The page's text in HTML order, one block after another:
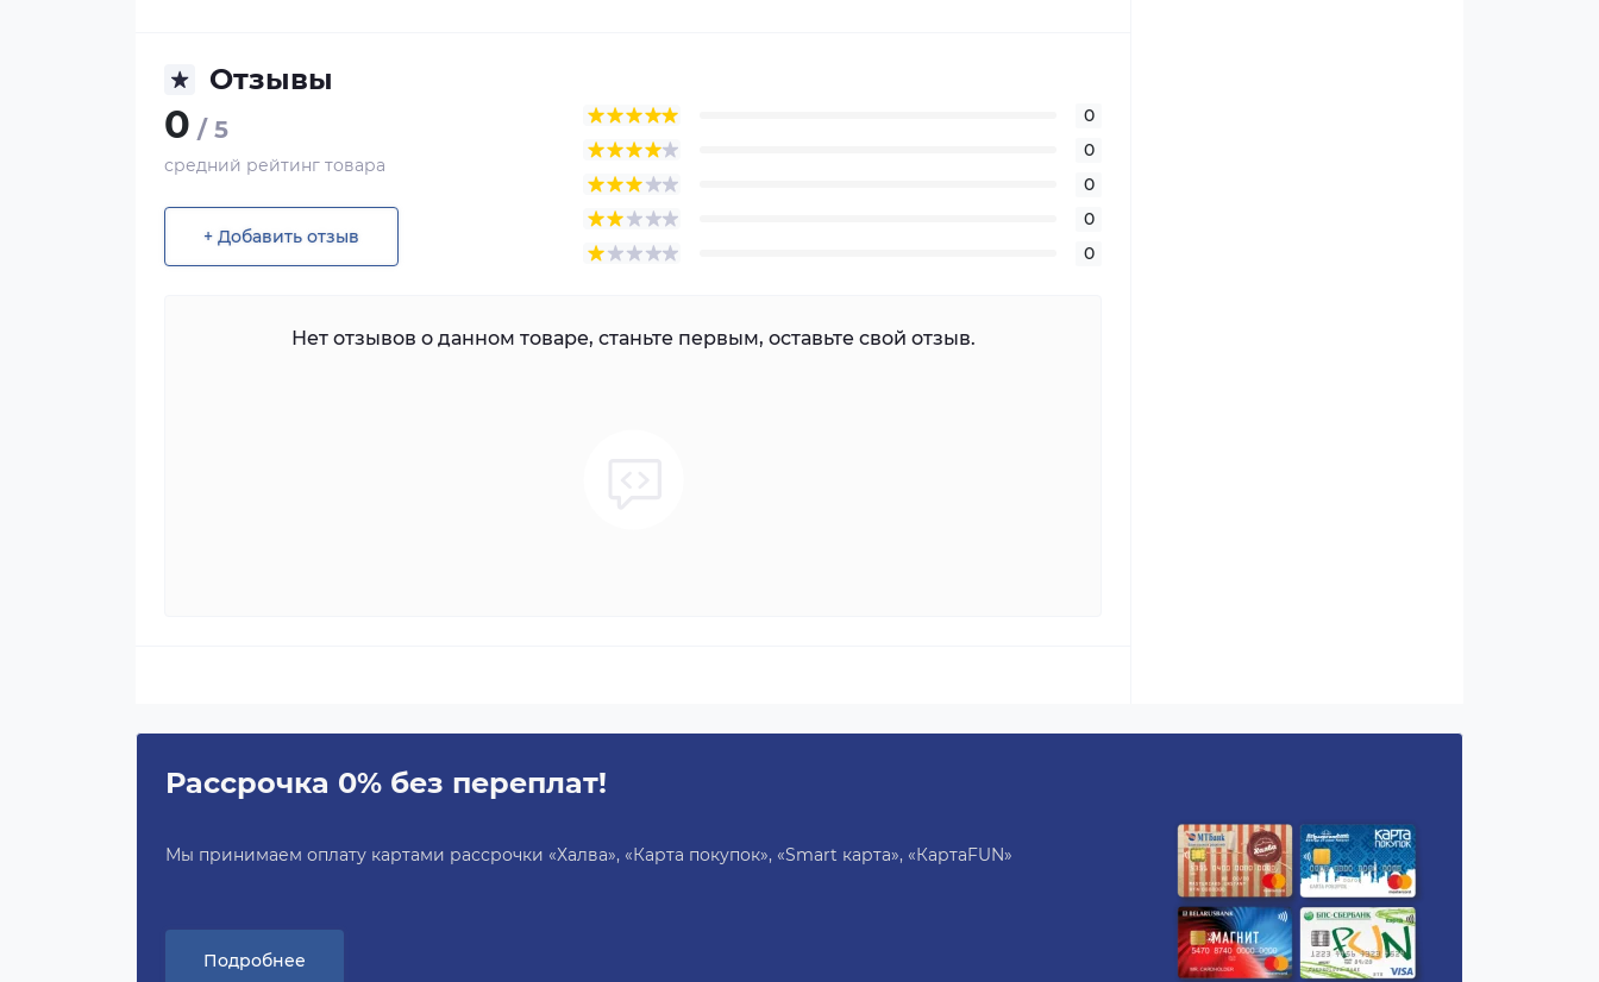
Отзывы
0 / 5
средний рейтинг товара
+ Добавить отзыв
0
0
0
0
0
Нет отзывов о данном товаре, станьте первым, оставьте свой отзыв.
Рассрочка 0% без переплат!
Мы принимаем оплату картами рассрочки «Халва», «Карта покупок», «Smart карта», «КартаFUN»
Подробнее